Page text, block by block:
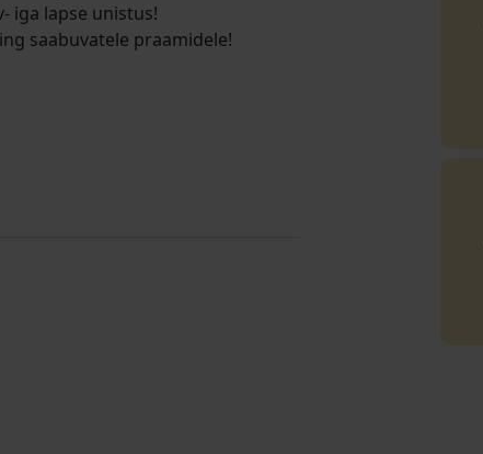
iga lapse unistus!
saabuvatele praamidele!